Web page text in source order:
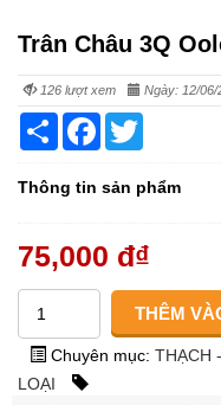
Trân Châu 3Q
126 lượt xem Ngày: 12/06/
Share Facebook
Thông tin sản phẩm
75,000 đ₫
Chuyên mục: THẠCH
LOẠI